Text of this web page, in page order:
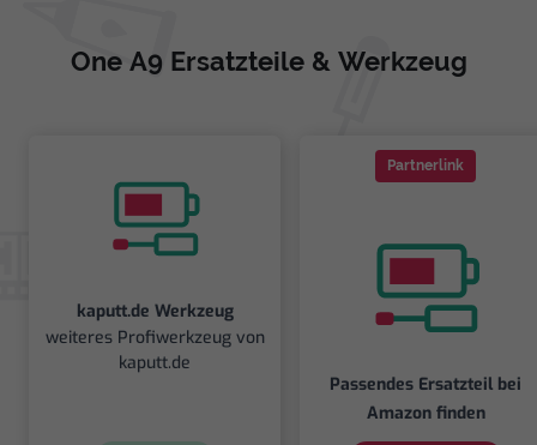
One A9 Ersatzteile & Werkzeug
kaputt.de Werkzeug
weiteres Profiwerkzeug von
kaputt.de
Partnerlink
Passendes Ersatzteil bei
Amazon finden